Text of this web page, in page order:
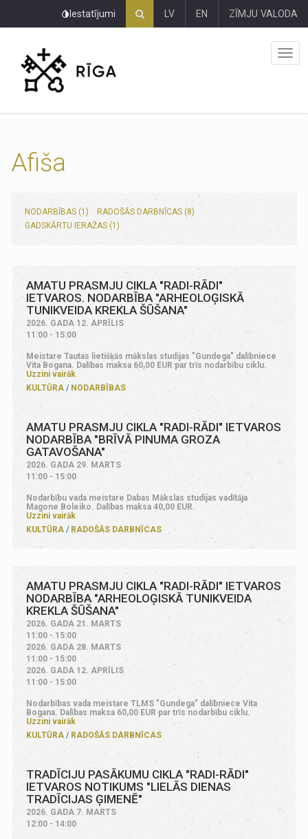
Iestatījumi LV EN ZĪMJU VALODA
Afiša
NODARBĪBAS (1)
RADOŠĀS DARBNĪCAS (8)
GADSKĀRTU IERAŽAS (1)
AMATU PRASMJU CIKLA "RADI-RĀDI"
IETVAROS. NODARBĪBA "ARHEOLOĢISKĀ
TUNIKVEIDA KREKLA ŠŪŠANA"
2026. GADA 12. APRĪLIS
11:00 - 15:00
Meistare Tautas lietišķās mākslas studijas "Gundega" dalībniece
Vita Bogana. Dalības maksa 60,00 EUR par trīs nodarbību ciklu.
Uzzini vairāk
KULTŪRA
NODARBĪBAS
AMATU PRASMJU CIKLA "RADI-RĀDI" IETVAROS
NODARBĪBA "BRĪVĀ PINUMA GROZA
GATAVOŠANA"
2026. GADA 29. MARTS
11:00 - 15:00
Nodarbību vada meistare Dabas Mākslas studijas vadītāja
Magone Boleiko. Dalības maksa 40,00 EUR.
Uzzini vairāk
KULTŪRA
RADOŠĀS DARBNĪCAS
AMATU PRASMJU CIKLA "RADI-RĀDI" IETVAROS
NODARBĪBA "ARHEOLOĢISKĀ TUNIKVEIDA
KREKLA ŠŪŠANA"
2026. GADA 21. MARTS
11:00 - 15:00
2026. GADA 28. MARTS
11:00 - 15:00
2026. GADA 12. APRĪLIS
11:00 - 15:00
Nodarbības vada meistare TLMS "Gundega" dalībniece Vita
Bogana. Dalības maksa 60,00 EUR par trīs nodarbību ciklu.
Uzzini vairāk
KULTŪRA
RADOŠĀS DARBNĪCAS
TRADĪCIJU PASĀKUMU CIKLA "RADI-RĀDI"
IETVAROS NOTIKUMS "LIELĀS DIENAS
TRADĪCIJAS ĢIMENĒ"
2026. GADA 7. MARTS
12:00 - 14:00